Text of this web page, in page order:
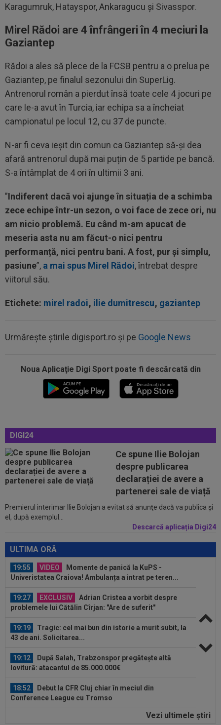
Karagumruk, Hatayspor, Ankaragucu și Sivasspor.
Mirel Rădoi are 4 înfrângeri în 4 meciuri la
Gaziantep
Rădoi a ales să plece de la FCSB pentru a o prelua pe
Gaziantep, pe finalul sezonului din SuperLig.
Antrenorul român a pierdut însă toate cele 4 jocuri pe
care le-a avut în Turcia, iar echipa sa a încheiat
campionatul pe locul 12, cu 37 de puncte.
N-ar fi ceva ieșit din comun ca Gaziantep să-și dea
afară antrenorul după mai puțin de 5 partide pe bancă.
S-a întâmplat de 4 ori în ultimii 3 ani.
”Indiferent dacă voi ajunge în situația de a schimba
zece echipe într-un sezon, o voi face de zece ori, nu
am nicio problemă. Eu când m-am apucat de
meseria asta nu am făcut-o nici pentru
performanță, nici pentru bani. A fost, pur și simplu,
pasiune”, a mai spus Mirel Rădoi, întrebat despre
viitorul său.
Etichete: mirel radoi, ilie dumitrescu, gaziantep
Urmărește știrile digisport.ro și pe Google News
Noua Aplicaţie Digi Sport poate fi descărcată din
DIGI24
Ce spune Ilie Bolojan
despre publicarea
declarației de avere a
partenerei sale de viață
Premierul interimar Ilie Bolojan a evitat să anunţe dacă va publica şi
el, după exemplul...
Descarcă aplicația Digi24
ULTIMA ORĂ
problemele lui Cătălin Cîrjan: "Are de suferit"
Tragic: cel mai bun din istorie a murit subit, la
43 de ani. Solicitarea...
lovitură: atacantul de 85.000.000€
Conference League cu Tromso
18:50 EXCLUSIV
Gigi Becali nu mai stă la discuții
cu Florin Tănase și a făcut anunțul în...
20:00 EXCLUSIV
Pițurcă a răbufnit după ce FCSB a
anunțat că l-a transferat pe ”cel mai bun...
DGS 2 | Dahlqvist a majorat diferența! Dezastru în Gruia
19:55 VIDEO
Momente de panică la KuPS -
Univeristatea Craiova! Ambulanța a intrat pe teren...
19:27 EXCLUSIV
Adrian Cristea a vorbit despre
problemele lui Cătălin Cîrjan: "Are de suferit"
19:19
Tragic: cel mai bun din istorie a murit subit, la
43 de ani. Solicitarea...
19:12
După Salah, Trabzonspor pregătește altă
lovitură: atacantul de 85.000.000€
18:52
Debut la CFR Cluj chiar în meciul din
Conference League cu Tromso
Gigi Becali nu mai stă la discuții
Vezi ultimele ştiri